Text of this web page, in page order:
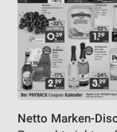
Netto Marken-